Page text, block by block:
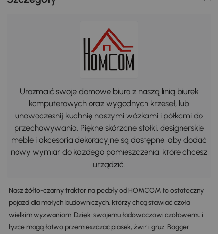
Urozmaić swoje domowe biuro z naszą linią biurek
komputerowych oraz wygodnych krzeseł, lub
unowocześnij kuchnię naszymi wózkami i półkami do
przechowywania. Piękne skórzane stołki, designerskie
meble i akcesoria dekoracyjne są dostępne, aby dodać
nowy wymiar do każdego pomieszczenia, które chcesz
urządzić.
Nasz żółto-czarny traktor na pedały od HOMCOM to ostateczny
pojazd dla małych budowniczych, którzy chcą stawiać czoła
wielkim wyzwaniom. Dzięki swojemu ładowaczowi czołowemu i
łyżce mogą łatwo przemieszczać piasek, żwir i gruz. Bagger